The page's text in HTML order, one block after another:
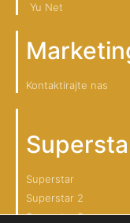
Yu Net
Kontaktirajte nas
Superstar
Superstar 2
Superstar 3